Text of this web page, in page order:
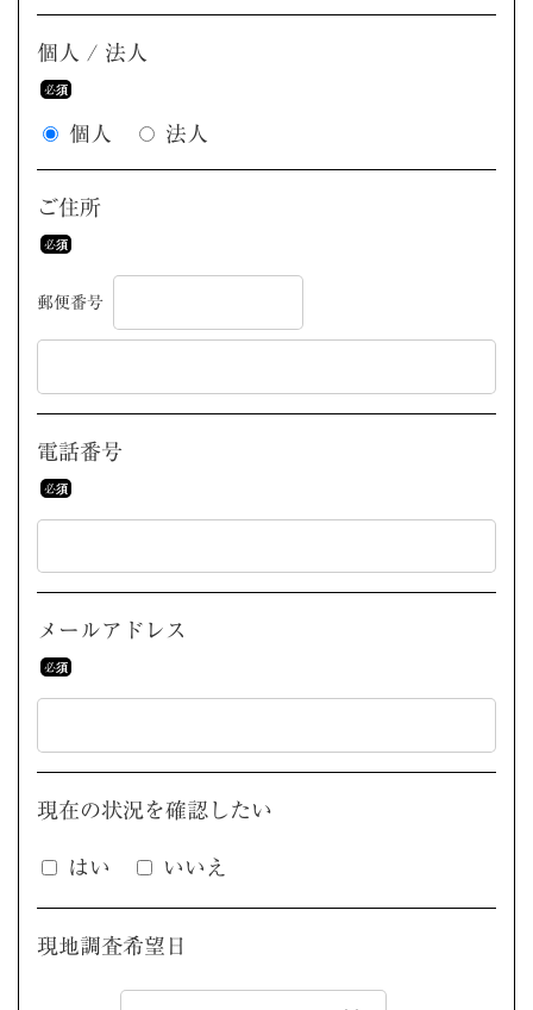
個人 / 法人
個人 法人
ご住所
郵便番号
電話番号
メールアドレス
現在の状況を確認したい
はい いいえ
現地調査希望日